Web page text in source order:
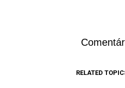
RELATED